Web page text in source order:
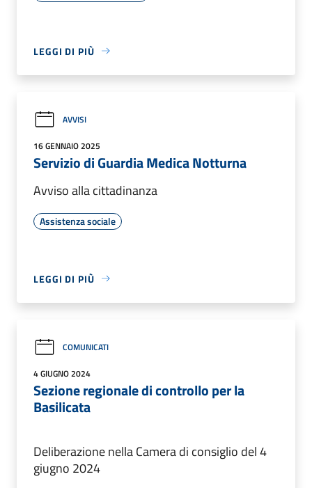
LEGGI DI PIÙ
AVVISI
16 GENNAIO 2025
Servizio di Guardia Medica Notturna
Avviso alla cittadinanza
Assistenza sociale
LEGGI DI PIÙ
COMUNICATI
4 GIUGNO 2024
Sezione regionale di controllo per la
Basilicata
Deliberazione nella Camera di consiglio del 4
giugno 2024